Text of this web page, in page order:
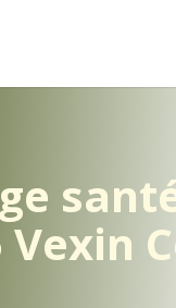
Vexin